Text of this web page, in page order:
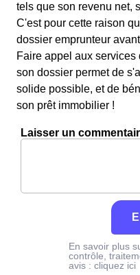
tels que son revenu net,
C'est pour cette raison
dossier emprunteur
Faire appel aux
son dossier permet de
solide possible, et de
son prêt immobilier !
Laisser un
En savoir plus
contrôle,
avis : cliquez ici